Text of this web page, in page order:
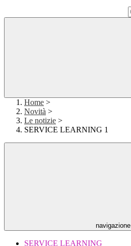
Home >
Novità >
Le notizie >
SERVICE LEARNING 1
navigazione
SERVICE LEARNING